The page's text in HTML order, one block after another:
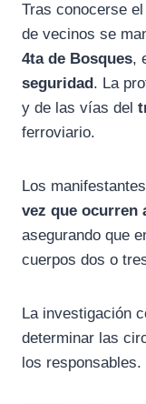
Tras conocerse
de vecinos se
4ta de Bosques,
seguridad. La
y de las vías del
ferroviario.
Los
vez que ocurren
asegurando que
cuerpos dos o
La investigación
determinar las
los responsables.